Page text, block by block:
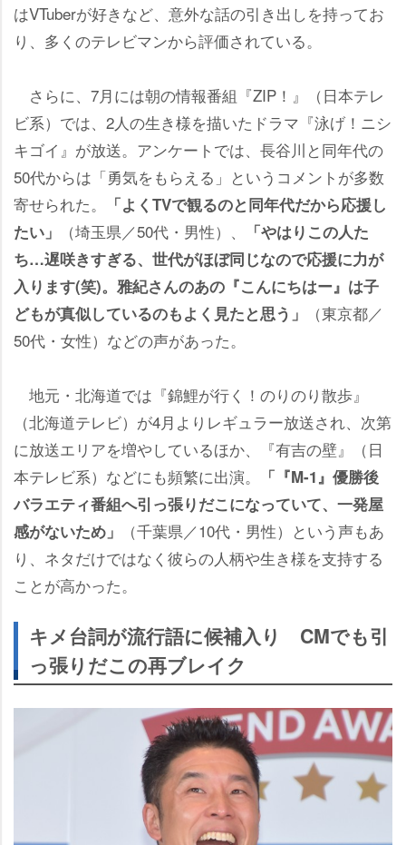
はVTuberが好きなど、意外な話の引き出しを持ってお
り、多くのテレビマンから評価されている。
さらに、7月には朝の情報番組『ZIP！』（日本テレ
ビ系）では、2人の生き様を描いたドラマ『泳げ！ニシ
キゴイ』が放送。アンケートでは、長谷川と同年代の
50代からは「勇気をもらえる」というコメントが多数
寄せられた。
「よくTVで観るのと同年代だから応援し
たい」
（埼玉県／50代・男性）、
「やはりこの人た
ち…遅咲きすぎる、世代がほぼ同じなので応援に力が
入ります(笑)。雅紀さんのあの『こんにちはー』は子
どもが真似しているのもよく見たと思う」
（東京都／
50代・女性）などの声があった。
地元・北海道では『錦鯉が行く！のりのり散歩』
（北海道テレビ）が4月よりレギュラー放送され、次第
に放送エリアを増やしているほか、『有吉の壁』（日
本テレビ系）などにも頻繁に出演。
「『M-1』優勝後
バラエティ番組へ引っ張りだこになっていて、一発屋
感がないため」
（千葉県／10代・男性）という声もあ
り、ネタだけではなく彼らの人柄や生き様を支持する
ことが高かった。
キメ台詞が流行語に候補入り CMでも引
っ張りだこの再ブレイク